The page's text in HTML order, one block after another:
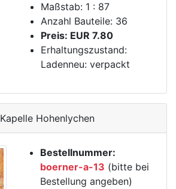
Maßstab: 1 : 87
Anzahl Bauteile: 36
Preis: EUR 7.80
Erhaltungszustand:
Ladenneu: verpackt
Kapelle Hohenlychen
Bestellnummer:
boerner-a-13 (bitte bei
Bestellung angeben)